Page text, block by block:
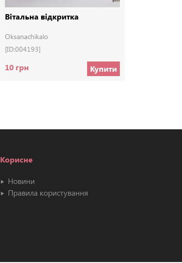
Вітальна відкритка
Oksanachikalo
[ID:004193]
10 грн Купити
Корисне
Новини
Правила користування